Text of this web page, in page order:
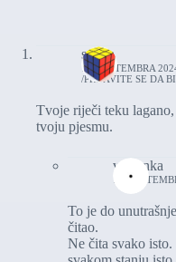
sanjin
11. SEPTEMBRA
PRIJAVITE SE DA
Tvoje riječi teku
tvoju pjesmu.
vasionka
11.
To je do
čitao.
Ne čita svako isto.